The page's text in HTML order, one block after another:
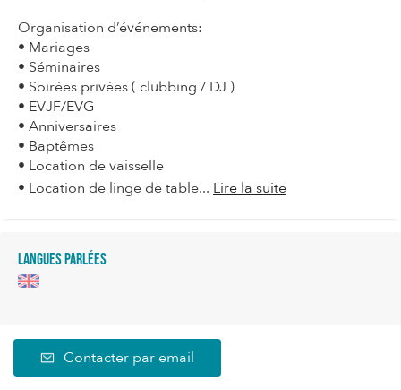
Organisation d’événements:
• Mariages
• Séminaires
• Soirées privées ( clubbing / DJ )
• EVJF/EVG
• Anniversaires
• Baptêmes
• Location de vaisselle
• Location de linge de table... Lire la suite
Langues parlées
Contacter par email